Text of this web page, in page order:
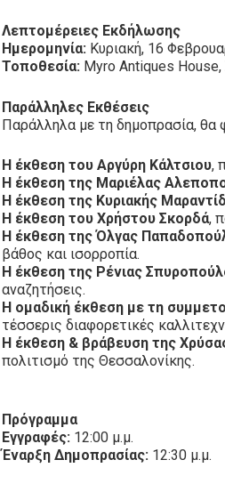
Λεπτομέρειες Εκδήλωσης
Ημερομηνία: Κυριακή, 16
Τοποθεσία: Myro Antiques
Παράλληλες Εκθέσεις
Παράλληλα με τη δημοπρασία, θα
Η έκθεση του Αργύρη Κάλτσιου,
Η έκθεση της Μαριέλας
Η έκθεση της Κυριακής
Η έκθεση του Χρήστου Σκορδά,
Η έκθεση της Όλγας
βάθος και ισορροπία.
Η έκθεση της Ρένιας
αναζητήσεις.
Η ομαδική έκθεση με τη
τέσσερις διαφορετικές
Η έκθεση & βράβευση της
πολιτισμό της Θεσσαλονίκης.
Πρόγραμμα
Εγγραφές: 12:00 μ.μ.
Έναρξη Δημοπρασίας: 12:30 μ.μ.